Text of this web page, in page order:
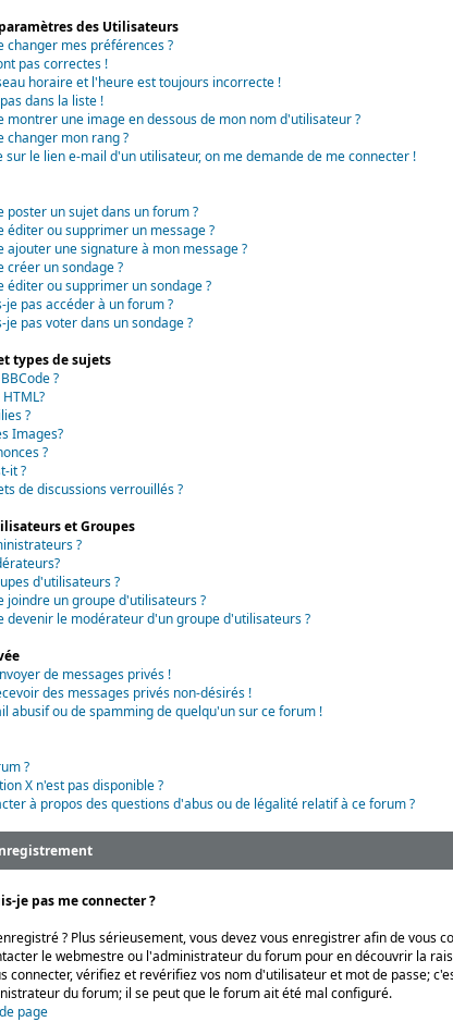
des Utilisateurs
changer mes préférences ?
pas correctes !
horaire et l'heure est toujours incorrecte !
dans la liste !
montrer une image en dessous de mon nom d'utilisateur ?
changer mon rang ?
sur le lien e-mail d'un utilisateur, on me demande de me connecter !
poster un sujet dans un forum ?
éditer ou supprimer un message ?
ajouter une signature à mon message ?
créer un sondage ?
éditer ou supprimer un sondage ?
je pas accéder à un forum ?
je pas voter dans un sondage ?
types de sujets
?
?
Images?
?
it ?
de discussions verrouillés ?
et Groupes
?
d'utilisateurs ?
joindre un groupe d'utilisateurs ?
devenir le modérateur d'un groupe d'utilisateurs ?
de messages privés !
des messages privés non-désirés !
abusif ou de spamming de quelqu'un sur ce forum !
?
X n'est pas disponible ?
à propos des questions d'abus ou de légalité relatif à ce forum ?
je pas me connecter ?
? Plus sérieusement, vous devez vous enregistrer afin de vous
le webmestre ou l'administrateur du forum pour en découvrir la
connecter, vérifiez et revérifiez vos nom d'utilisateur et mot de passe;
du forum; il se peut que le forum ait été mal configuré.
page